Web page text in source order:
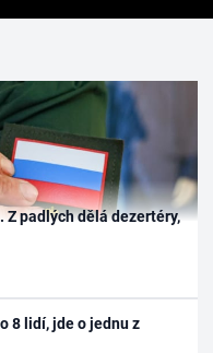
Z padlých dělá dezertéry,
8 lidí, jde o jednu z